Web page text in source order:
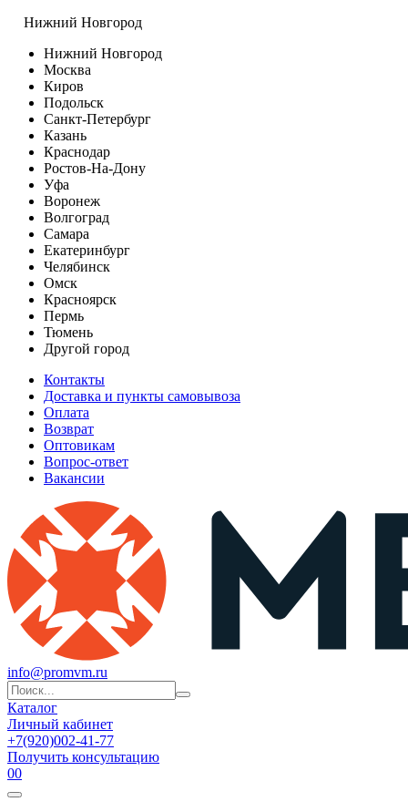
Нижний Новгород
Нижний Новгород
Москва
Киров
Подольск
Санкт-Петербург
Казань
Краснодар
Ростов-На-Дону
Уфа
Воронеж
Волгоград
Самара
Екатеринбург
Челябинск
Омск
Красноярск
Пермь
Тюмень
Другой город
Контакты
Доставка и пункты самовывоза
Оплата
Возврат
Оптовикам
Вопрос-ответ
Вакансии
info@promvm.ru
Каталог
Личный кабинет
+7(920)002-41-77
Получить консультацию
00